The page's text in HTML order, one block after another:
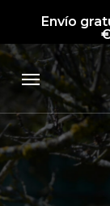
main
content
Envío
Menu